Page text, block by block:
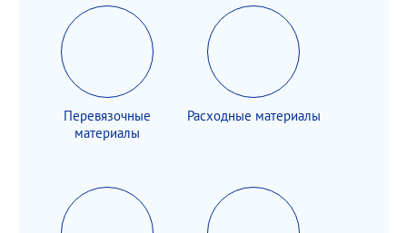
Перевязочные
материалы
Расходные материалы